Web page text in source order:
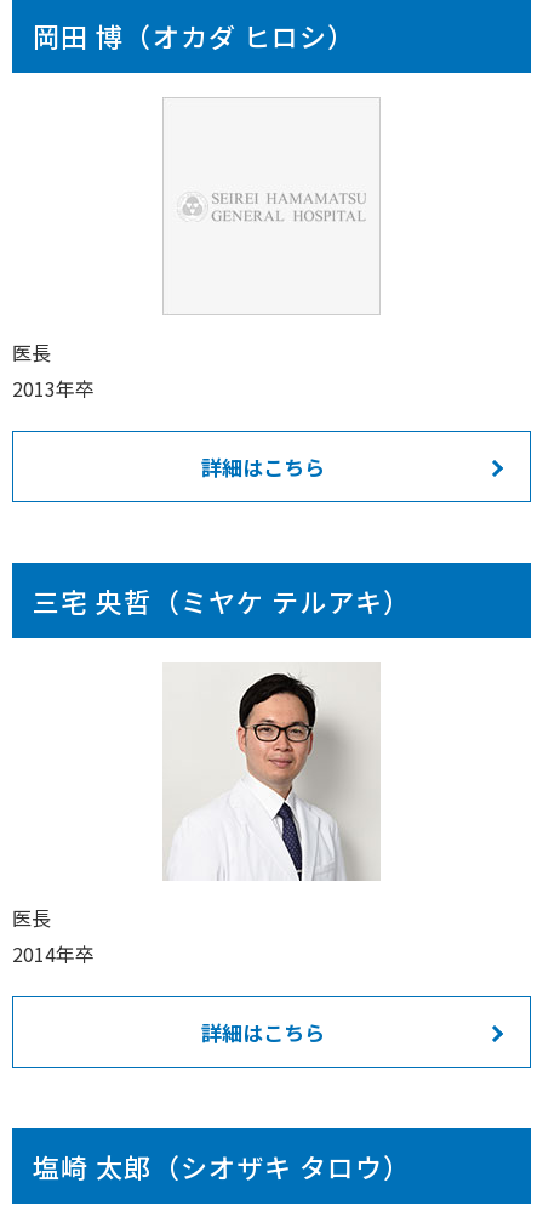
岡田 博（オカダ ヒロシ）
医長
2013年卒
詳細はこちら
三宅 央哲（ミヤケ テルアキ）
医長
2014年卒
詳細はこちら
塩崎 太郎（シオザキ タロウ）